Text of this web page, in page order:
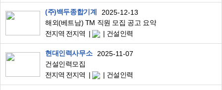
(주)백두종합기계
2025-12-13
해외(베트남) TM 직원 모집 공고 요약
전지역 전지역
건설인력
현대인력사무소
2025-11-07
건설인력모집
전지역 전지역
건설인력